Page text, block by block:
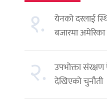
१.
येनको दरलाई
बजारमा
२. उपभोक्ता संरक्षण
देखिएको चुनौती